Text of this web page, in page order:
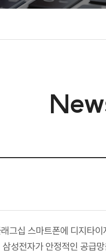
그십 스마트폰에 디지타이
삼성전자가 안정적인 공급